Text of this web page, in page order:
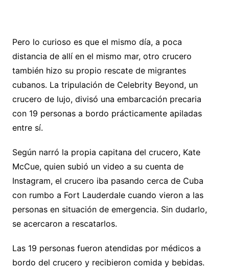
Pero lo curioso es que el mismo día, a poca
distancia de allí en el mismo mar, otro crucero
también hizo su propio rescate de migrantes
cubanos. La tripulación de Celebrity Beyond, un
crucero de lujo, divisó una embarcación precaria
con 19 personas a bordo prácticamente apiladas
entre sí.
Según narró la propia capitana del crucero, Kate
McCue, quien subió un video a su cuenta de
Instagram, el crucero iba pasando cerca de Cuba
con rumbo a Fort Lauderdale cuando vieron a las
personas en situación de emergencia. Sin dudarlo,
se acercaron a rescatarlos.
Las 19 personas fueron atendidas por médicos a
bordo del crucero y recibieron comida y bebidas.